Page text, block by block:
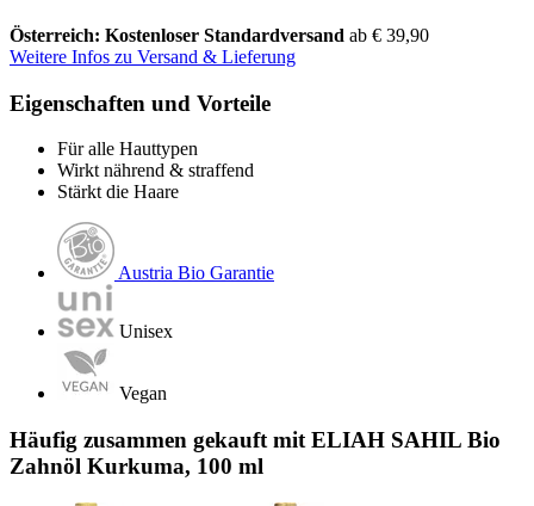
Österreich: Kostenloser Standardversand ab € 39,90
Weitere Infos zu Versand & Lieferung
Eigenschaften und Vorteile
Für alle Hauttypen
Wirkt nährend & straffend
Stärkt die Haare
Austria Bio Garantie
Unisex
Vegan
Häufig zusammen gekauft mit ELIAH SAHIL Bio
Zahnöl Kurkuma, 100 ml